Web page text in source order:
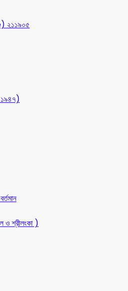
২১১৯০৫
১৯৪৭)
ও শ্রীলংকা )